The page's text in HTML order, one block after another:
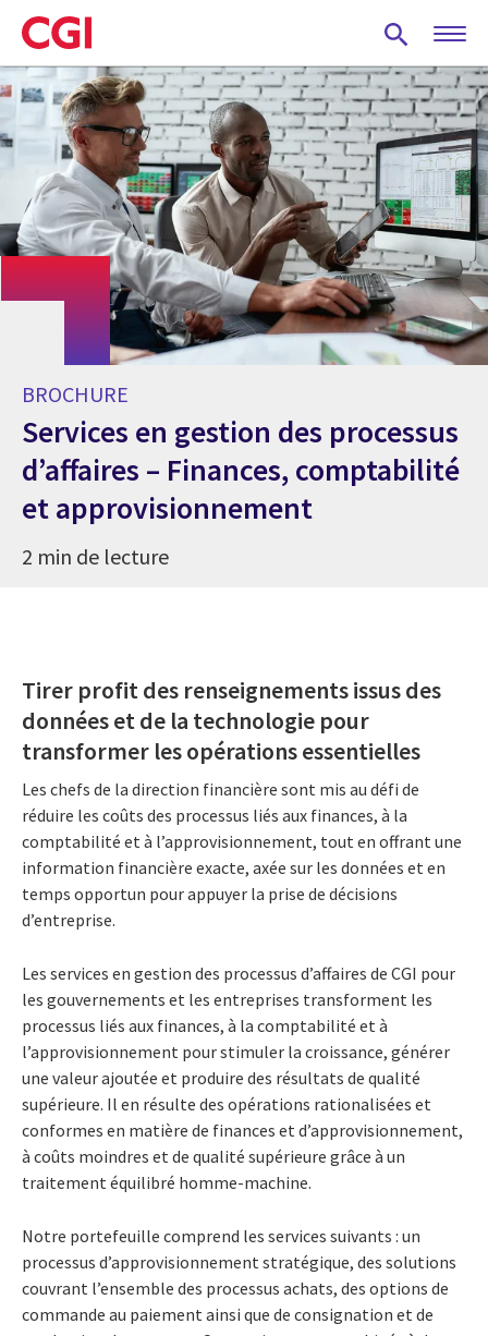
Skip
to
main
content
BROCHURE
Services en gestion des processus
d’affaires – Finances, comptabilité
et approvisionnement
2 min de lecture
Tirer profit des renseignements issus des
données et de la technologie pour
transformer les opérations essentielles
Les chefs de la direction financière sont mis au défi de
réduire les coûts des processus liés aux finances, à la
comptabilité et à l’approvisionnement, tout en offrant une
information financière exacte, axée sur les données et en
temps opportun pour appuyer la prise de décisions
d’entreprise.
Les services en gestion des processus d’affaires de CGI pour
les gouvernements et les entreprises transforment les
processus liés aux finances, à la comptabilité et à
l’approvisionnement pour stimuler la croissance, générer
une valeur ajoutée et produire des résultats de qualité
supérieure. Il en résulte des opérations rationalisées et
conformes en matière de finances et d’approvisionnement,
à coûts moindres et de qualité supérieure grâce à un
traitement équilibré homme-machine.
Notre portefeuille comprend les services suivants : un
processus d’approvisionnement stratégique, des solutions
couvrant l’ensemble des processus achats, des options de
commande au paiement ainsi que de consignation et de